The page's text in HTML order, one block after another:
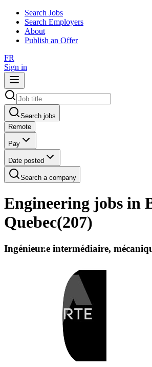
Search Jobs
Search Employers
About
Publish an Offer
FR
Sign in
Search jobs
Remote
Pay
Date posted
Search a company
Engineering jobs in
Quebec(207)
Ingénieur.e intermédiaire,